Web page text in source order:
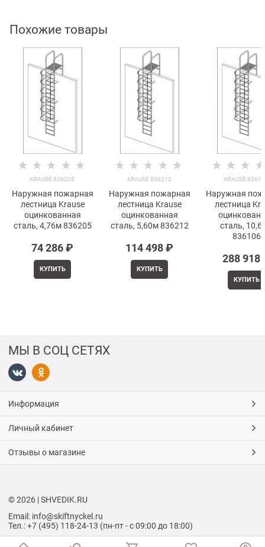
Похожие товары
KRAUSE 836205
Наружная пожарная
лестница Krause
оцинкованная
сталь, 4,76м 836205
74 286 ₽
КУПИТЬ
KRAUSE 836212
Наружная пожарная
лестница Krause
оцинкованная
сталь, 5,60м 836212
114 498 ₽
КУПИТЬ
KRAUSE
Наружная
лестница
сталь,
836106
288 918
КУПИТЬ
МЫ В СОЦ СЕТЯХ
Информация
Личный кабинет
Отзывы о магазине
© 2026 | SHVEDIK.RU
Email: info@skiftnyckel.ru
Тел.: +7 (495) 118-24-13 (пн-пт - с 09:00 до 18:00)